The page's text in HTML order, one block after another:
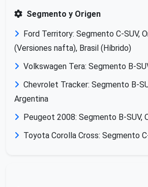
Segmento y Origen
Ford Territory: Segmento C-SUV,
(Versiones nafta), Brasil (Híbrido)
Volkswagen Tera: Segmento B-
Chevrolet Tracker: Segmento B-
Argentina
Peugeot 2008: Segmento B-SUV,
Toyota Corolla Cross: Segmento